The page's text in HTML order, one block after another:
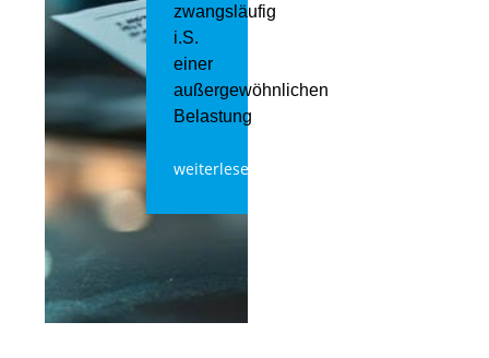
zwangsläufig
i.S.
einer
außergewöhnlichen
Belastung
weiterlesen